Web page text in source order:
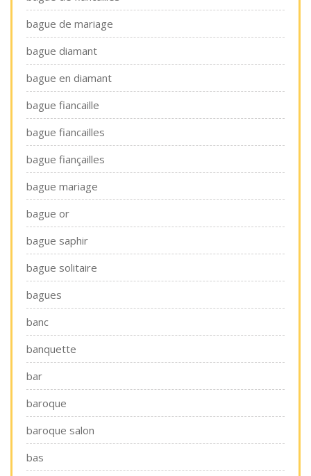
bague de mariage
bague diamant
bague en diamant
bague fiancaille
bague fiancailles
bague fiançailles
bague mariage
bague or
bague saphir
bague solitaire
bagues
banc
banquette
bar
baroque
baroque salon
bas